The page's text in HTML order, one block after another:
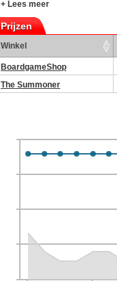
+ Lees meer
Prijzen
Winkel
BoardgameShop
The Summoner